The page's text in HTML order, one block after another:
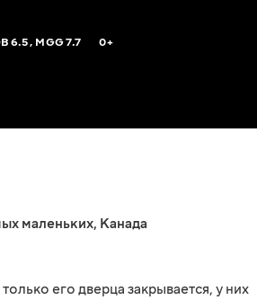
6.5, MGG7.7 0+
маленьких, Канада
его дверца закрывается, у них